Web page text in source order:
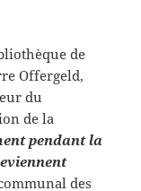
de
Offergeld,
du
de la
pendant la
des